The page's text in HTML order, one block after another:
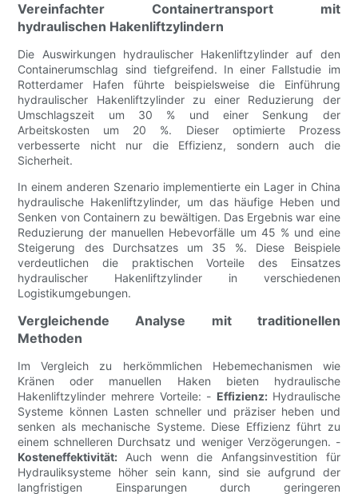
Vereinfachter Containertransport mit
hydraulischen Hakenliftzylindern
Die Auswirkungen hydraulischer Hakenliftzylinder auf den
Containerumschlag sind tiefgreifend. In einer Fallstudie im
Rotterdamer Hafen führte beispielsweise die Einführung
hydraulischer Hakenliftzylinder zu einer Reduzierung der
Umschlagszeit um 30 % und einer Senkung der
Arbeitskosten um 20 %. Dieser optimierte Prozess
verbesserte nicht nur die Effizienz, sondern auch die
Sicherheit.
In einem anderen Szenario implementierte ein Lager in China
hydraulische Hakenliftzylinder, um das häufige Heben und
Senken von Containern zu bewältigen. Das Ergebnis war eine
Reduzierung der manuellen Hebevorfälle um 45 % und eine
Steigerung des Durchsatzes um 35 %. Diese Beispiele
verdeutlichen die praktischen Vorteile des Einsatzes
hydraulischer Hakenliftzylinder in verschiedenen
Logistikumgebungen.
Vergleichende Analyse mit traditionellen
Methoden
Im Vergleich zu herkömmlichen Hebemechanismen wie
Kränen oder manuellen Haken bieten hydraulische
Hakenliftzylinder mehrere Vorteile: - Effizienz: Hydraulische
Systeme können Lasten schneller und präziser heben und
senken als mechanische Systeme. Diese Effizienz führt zu
einem schnelleren Durchsatz und weniger Verzögerungen. -
Kosteneffektivität: Auch wenn die Anfangsinvestition für
Hydrauliksysteme höher sein kann, sind sie aufgrund der
langfristigen Einsparungen durch geringeren